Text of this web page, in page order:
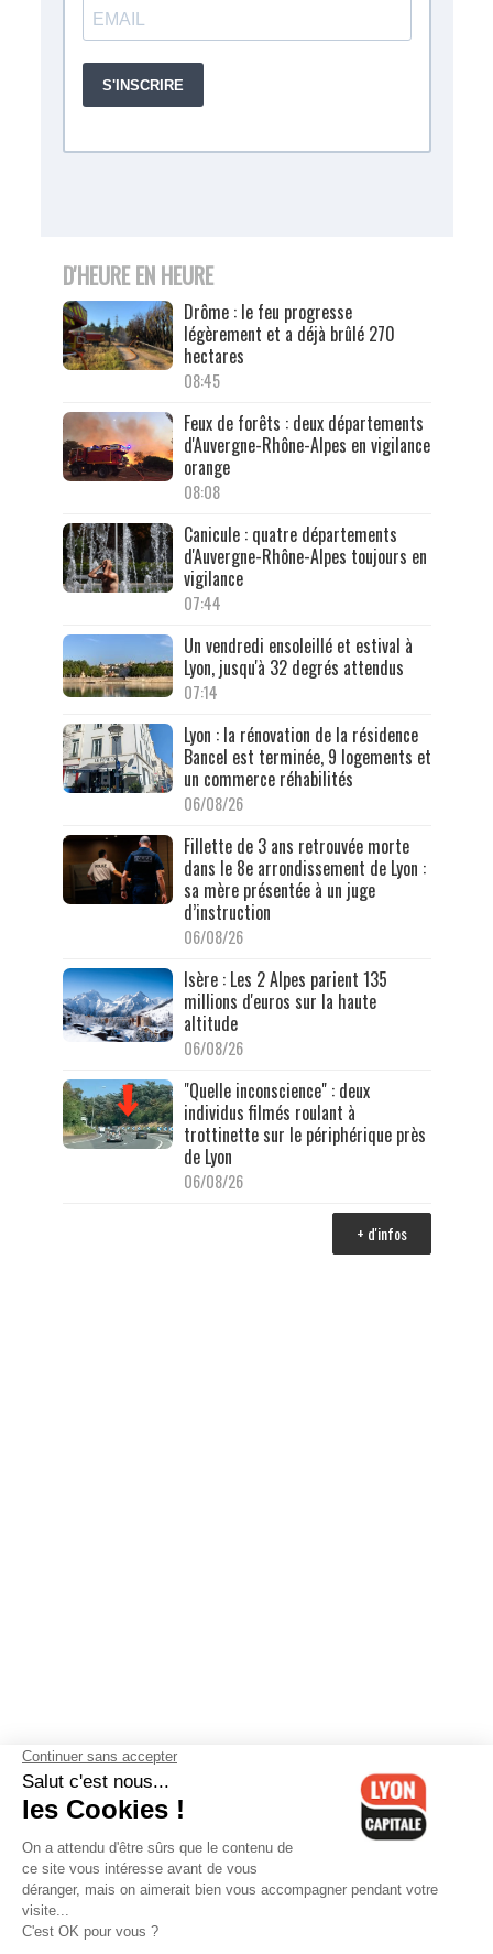
D'HEURE EN HEURE
Drôme : le feu progresse
légèrement et a déjà brûlé 270
hectares
08:45
Feux de forêts : deux départements
d'Auvergne-Rhône-Alpes en vigilance
orange
08:08
Canicule : quatre départements
d'Auvergne-Rhône-Alpes toujours en
vigilance
07:44
Un vendredi ensoleillé et estival à
Lyon, jusqu'à 32 degrés attendus
07:14
Lyon : la rénovation de la résidence
Bancel est terminée, 9 logements et
un commerce réhabilités
06/08/26
Fillette de 3 ans retrouvée morte
dans le 8e arrondissement de Lyon :
sa mère présentée à un juge
d’instruction
06/08/26
Isère : Les 2 Alpes parient 135
millions d'euros sur la haute
altitude
06/08/26
"Quelle inconscience" : deux
individus filmés roulant à
trottinette sur le périphérique près
de Lyon
06/08/26
+ d'infos